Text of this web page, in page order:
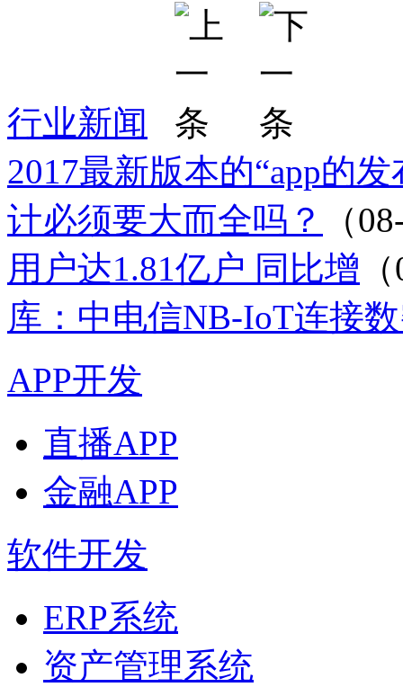
行业新闻
2017最新版本的“app的发
计必须要大而全吗？
（
用户达1.81亿户 同比增
库：中电信NB-IoT连接
APP开发
直播APP
金融APP
软件开发
ERP系统
资产管理系统